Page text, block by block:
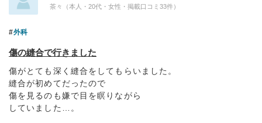
茶々（本人・20代・女性・掲載口コミ33件）
外科
傷の縫合で行きました
傷がとても深く縫合をしてもらいました。
縫合が初めてだったので
傷を見るのも嫌で目を瞑りながら
していました…。